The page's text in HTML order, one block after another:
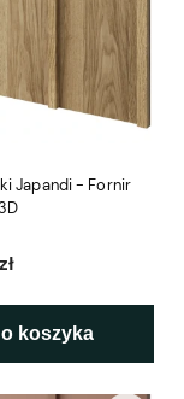
Japandi - Fornir
koszyka